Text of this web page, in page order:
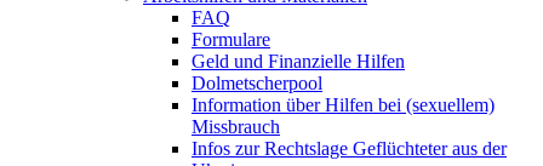
FAQ
Formulare
Geld und Finanzielle Hilfen
Dolmetscherpool
Information über Hilfen bei (sexuellem)
Missbrauch
Infos zur Rechtslage Geflüchteter aus der